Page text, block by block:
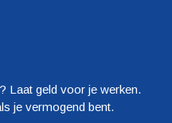
Laat geld voor je werken.
je vermogend bent.